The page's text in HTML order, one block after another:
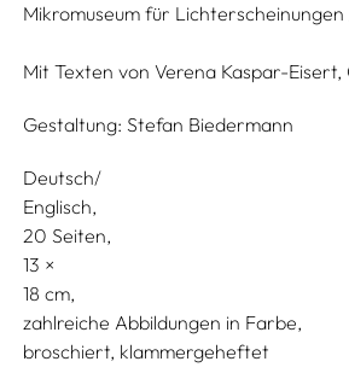
Mikromuseum für
Mit Texten von Verena Kaspar-Eisert,
Gestaltung: Stefan Biedermann
Deutsch/
Englisch
20 Seiten,
13
18
zahlreiche Abbildungen in Farbe
broschiert, klammergeheftet